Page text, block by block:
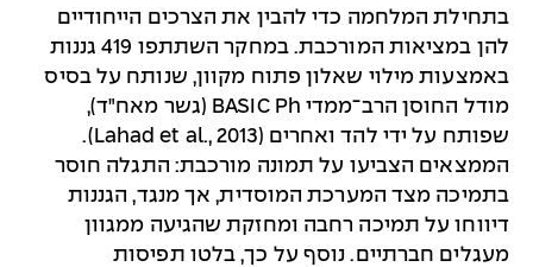
בתחילת המלחמה כדי להבין את הצרכים הייחודיים
להן במציאות המורכבת. במחקר השתתפו 419 גננות
באמצעות מילוי שאלון פתוח מקוון, שנותח על בסיס
מודל החוסן הרב־ממדי BASIC Ph (גשר מאח"ד),
שפותח על ידי להד ואחרים (Lahad et al., 2013).
הממצאים הצביעו על תמונה מורכבת: התגלה חוסר
בתמיכה מצד המערכת המוסדית, אך מנגד, הגננות
דיווחו על תמיכה רחבה ומחזקת שהגיעה ממגוון
מעגלים חברתיים. נוסף על כך, בלטו תפיסות